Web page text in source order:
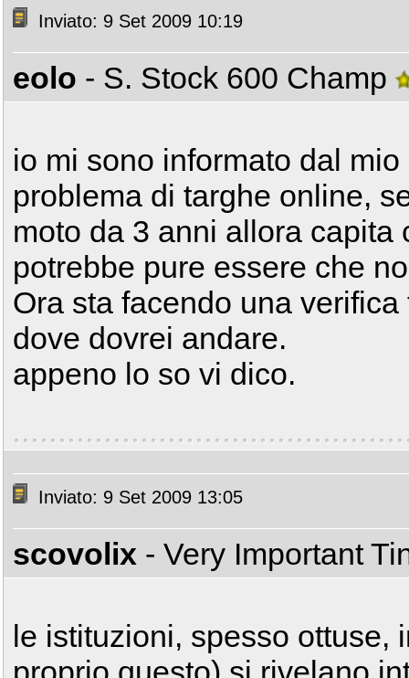
Inviato: 9 Set 2009 10:19
eolo - S. Stock 600 Champ
io mi sono informato dal
problema di targhe online,
moto da 3 anni allora
potrebbe pure essere che
Ora sta facendo una
dove dovrei andare.
appeno lo so vi dico.
Inviato: 9 Set 2009 13:05
scovolix - Very Important
le istituzioni, spesso ottuse,